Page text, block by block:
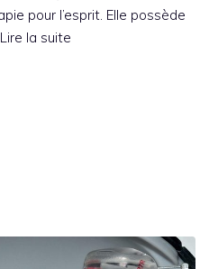
pour l’esprit. Elle possède
Lire la suite